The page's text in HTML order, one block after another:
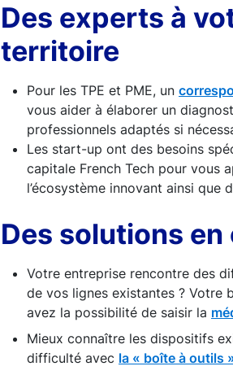
Des experts à
territoire
Pour les TPE et PME, un
vous aider à élaborer un
professionnels adaptés si
Les start-up ont des besoins
capitale French Tech pour vous
l’écosystème innovant ainsi que
Des solutions
Votre entreprise rencontre des
de vos lignes existantes ? Votre
avez la possibilité de saisir la
Mieux connaître les dispositifs
difficulté avec la « boîte à outils